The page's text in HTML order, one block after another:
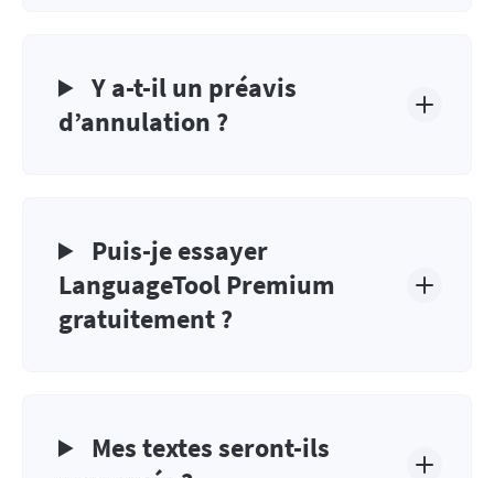
Y a-t-il un préavis
d’annulation ?
Puis-je essayer
LanguageTool Premium
gratuitement ?
Mes textes seront-ils